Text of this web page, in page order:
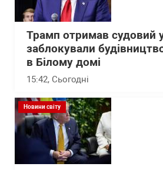
Трамп отримав судовий
заблокували
в Білому домі
15:42, Сьогодні
Новини світу